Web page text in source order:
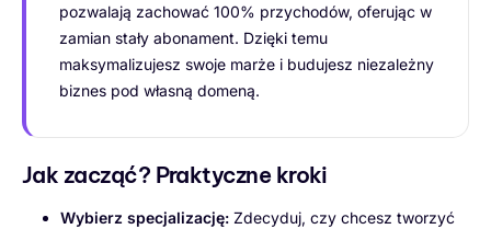
pozwalają zachować 100% przychodów, oferując w
zamian stały abonament. Dzięki temu
maksymalizujesz swoje marże i budujesz niezależny
biznes pod własną domeną.
Jak zacząć? Praktyczne kroki
Wybierz specjalizację: Zdecyduj, czy chcesz tworzyć